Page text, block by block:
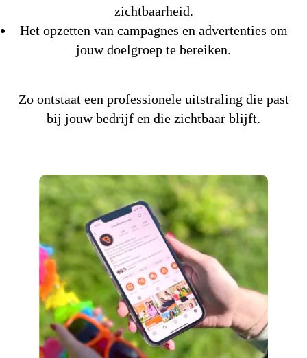
zichtbaarheid.
Het opzetten van campagnes en advertenties om
jouw doelgroep te bereiken.
Zo ontstaat een professionele uitstraling die past
bij jouw bedrijf en die zichtbaar blijft.